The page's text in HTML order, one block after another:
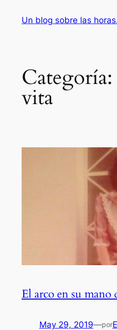
Un blog sobre las
Categoría:
vita
El arco en su mano
May 29, 2019—por